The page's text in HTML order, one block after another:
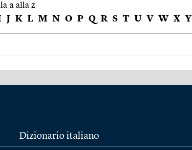
a alla z
J K L M N O P Q R S T U V W X Y
Dizionario italiano